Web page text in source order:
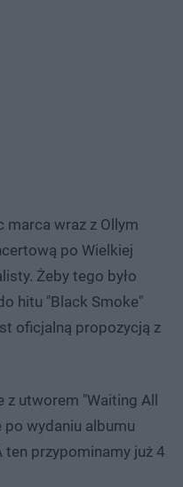
wraz z Ollym
po Wielkiej
Żeby tego było
hitu "Black Smoke"
oficjalną propozycją z
z utworem "Waiting All
po wydaniu albumu
przypominamy już 4